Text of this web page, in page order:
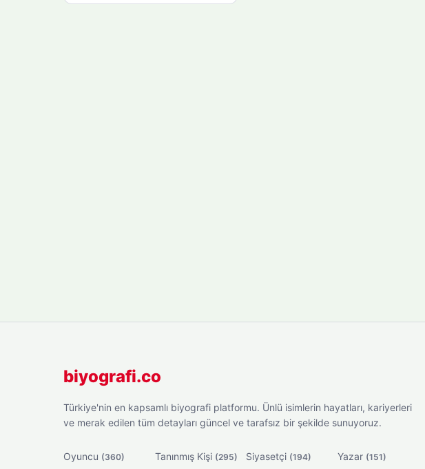
biyografi.co
Türkiye'nin en kapsamlı biyografi platformu. Ünlü isimlerin hayatları, kariyerleri
ve merak edilen tüm detayları güncel ve tarafsız bir şekilde sunuyoruz.
Oyuncu (360) Tanınmış Kişi (295) Siyasetçi (194) Yazar (151)